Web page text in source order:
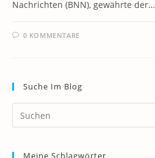
Nachrichten (BNN), gewährte der…
0 KOMMENTARE
Suche Im Blog
Meine Schlagwörter